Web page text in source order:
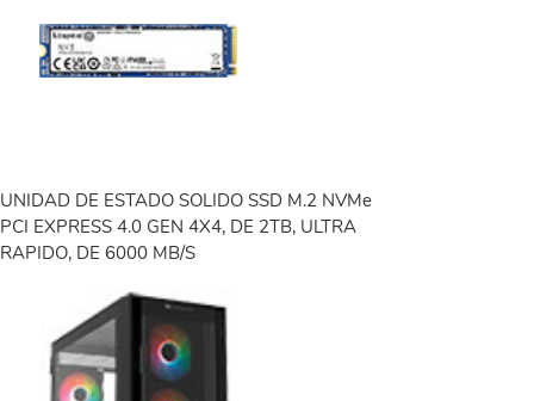
UNIDAD DE ESTADO SOLIDO SSD M.2 NVMe
PCI EXPRESS 4.0 GEN 4X4, DE 2TB, ULTRA
RAPIDO, DE 6000 MB/S